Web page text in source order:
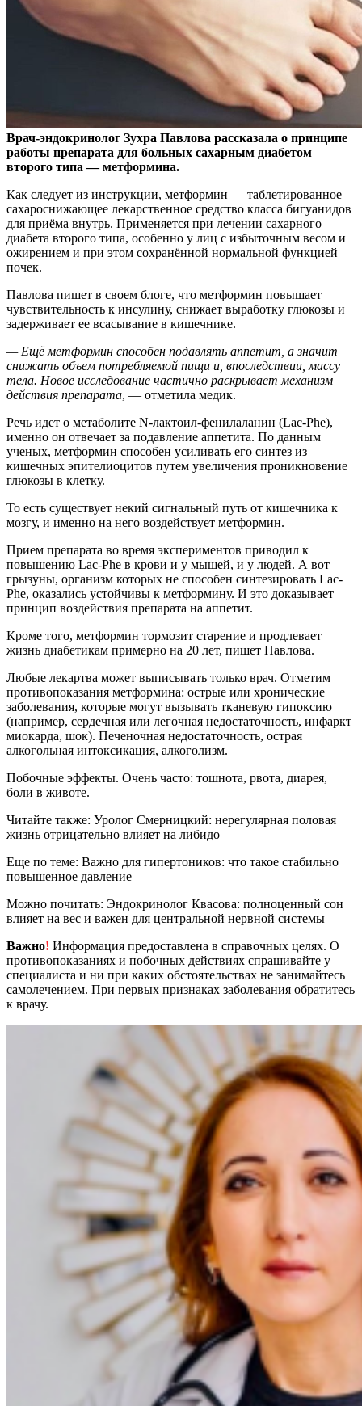
Врач-эндокринолог Зухра Павлова рассказала о принципе
работы препарата для больных сахарным диабетом
второго типа — метформина.
Как следует из инструкции, метформин — таблетированное
сахароснижающее лекарственное средство класса бигуанидов
для приёма внутрь. Применяется при лечении сахарного
диабета второго типа, особенно у лиц с избыточным весом и
ожирением и при этом сохранённой нормальной функцией
почек.
Павлова пишет в своем блоге, что метформин повышает
чувствительность к инсулину, снижает выработку глюкозы и
задерживает ее всасывание в кишечнике.
— Ещё метформин способен подавлять аппетит, а значит
снижать объем потребляемой пищи и, впоследствии, массу
тела. Новое исследование частично раскрывает механизм
действия препарата, — отметила медик.
Речь идет о метаболите N-лактоил-фенилаланин (Lac-Phe),
именно он отвечает за подавление аппетита. По данным
ученых, метформин способен усиливать его синтез из
кишечных эпителиоцитов путем увеличения проникновение
глюкозы в клетку.
То есть существует некий сигнальный путь от кишечника к
мозгу, и именно на него воздействует метформин.
Прием препарата во время экспериментов приводил к
повышению Lac-Phe в крови и у мышей, и у людей. А вот
грызуны, организм которых не способен синтезировать Lac-
Phe, оказались устойчивы к метформину. И это доказывает
принцип воздействия препарата на аппетит.
Кроме того, метформин тормозит старение и продлевает
жизнь диабетикам примерно на 20 лет, пишет Павлова.
Любые лекартва может выписывать только врач. Отметим
противопоказания метформина: острые или хронические
заболевания, которые могут вызывать тканевую гипоксию
(например, сердечная или легочная недостаточность, инфаркт
миокарда, шок). Печеночная недостаточность, острая
алкогольная интоксикация, алкоголизм.
Побочные эффекты. Очень часто: тошнота, рвота, диарея,
боли в животе.
Читайте также: Уролог Смерницкий: нерегулярная половая
жизнь отрицательно влияет на либидо
Еще по теме: Важно для гипертоников: что такое стабильно
повышенное давление
Можно почитать: Эндокринолог Квасова: полноценный сон
влияет на вес и важен для центральной нервной системы
Важно! Информация предоставлена в справочных целях. О
противопоказаниях и побочных действиях спрашивайте у
специалиста и ни при каких обстоятельствах не занимайтесь
самолечением. При первых признаках заболевания обратитесь
к врачу.